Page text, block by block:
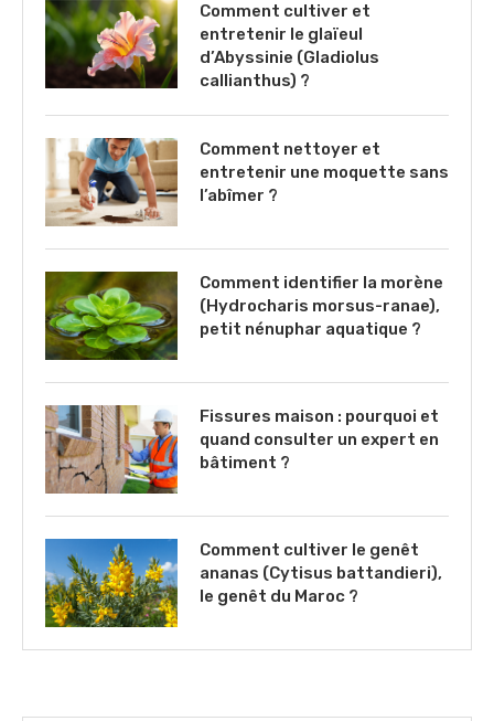
Comment cultiver et
entretenir le glaïeul
d’Abyssinie (Gladiolus
callianthus) ?
Comment nettoyer et
entretenir une moquette sans
l’abîmer ?
Comment identifier la morène
(Hydrocharis morsus-ranae),
petit nénuphar aquatique ?
Fissures maison : pourquoi et
quand consulter un expert en
bâtiment ?
Comment cultiver le genêt
ananas (Cytisus battandieri),
le genêt du Maroc ?